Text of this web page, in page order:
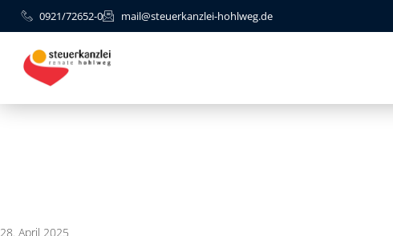
0921/72652-0 mail@steuerkanzlei-hohlweg.de
28. April 2025